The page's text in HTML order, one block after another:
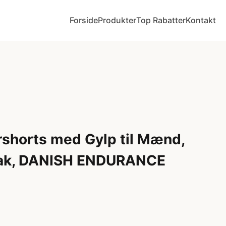
ForsideProdukterTop RabatterKontakt
med Gylp til Mænd,
DANISH ENDURANCE